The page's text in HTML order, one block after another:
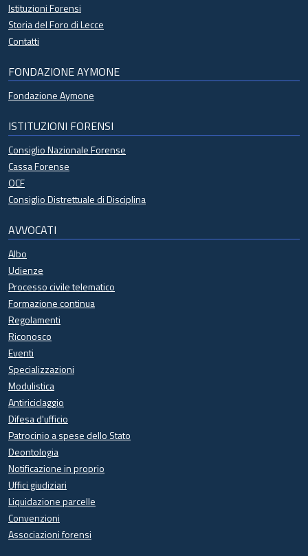
Istituzioni Forensi
Storia del Foro di Lecce
Contatti
FONDAZIONE AYMONE
Fondazione Aymone
ISTITUZIONI FORENSI
Consiglio Nazionale Forense
Cassa Forense
OCF
Consiglio Distrettuale di Disciplina
AVVOCATI
Albo
Udienze
Processo civile telematico
Formazione continua
Regolamenti
Riconosco
Eventi
Specializzazioni
Modulistica
Antiriciclaggio
Difesa d'ufficio
Patrocinio a spese dello Stato
Deontologia
Notificazione in proprio
Uffici giudiziari
Liquidazione parcelle
Convenzioni
Associazioni forensi